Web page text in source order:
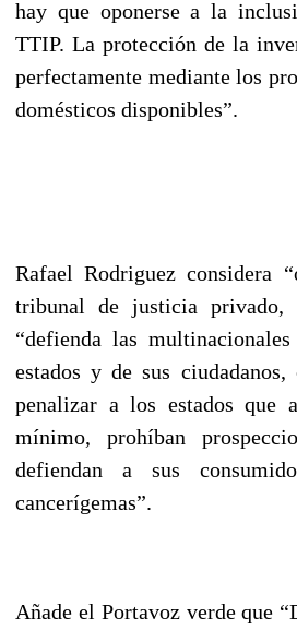
hay que oponerse a la
TTIP. La protección de la
perfectamente mediante los
domésticos disponibles”.
Rafael Rodriguez considera
tribunal de justicia privado,
“defienda las
estados y de sus ciudadanos,
penalizar a los estados que
mínimo, prohíban
defiendan a sus
cancerígemas”.
Añade el Portavoz verde que